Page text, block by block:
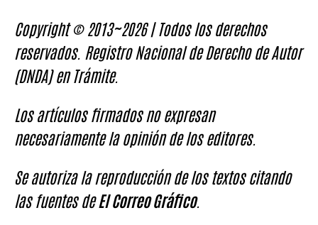
Copyright © 2013~2026 | Todos los derechos
reservados. Registro Nacional de Derecho de Autor
(DNDA) en Trámite.
Los artículos firmados no expresan
necesariamente la opinión de los editores.
Se autoriza la reproducción de los textos citando
las fuentes deEl Correo Gráfico.